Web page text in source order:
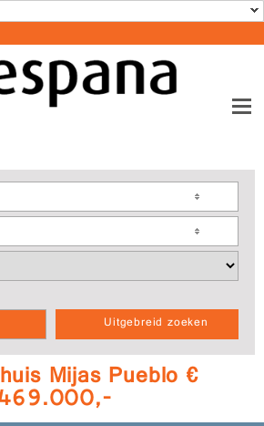
Uitgebreid zoeken
Mijas Pueblo €